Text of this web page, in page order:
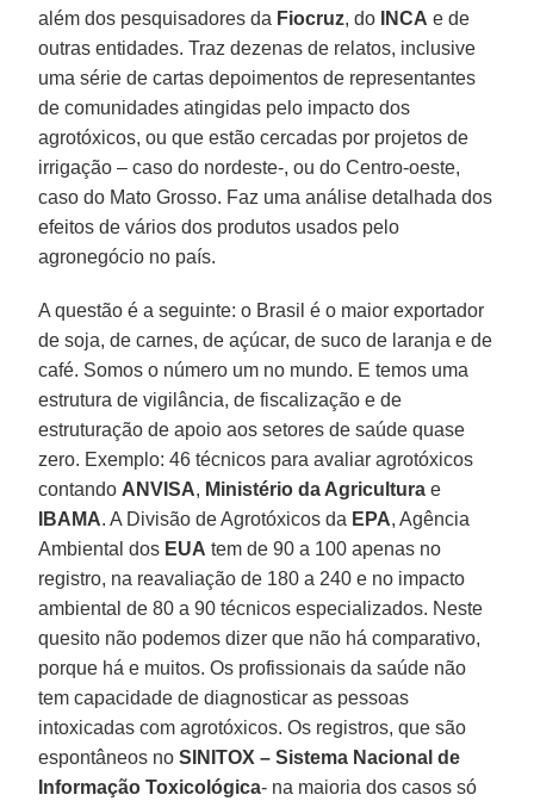
além dos pesquisadores da Fiocruz, do INCA e de
outras entidades. Traz dezenas de relatos, inclusive
uma série de cartas depoimentos de representantes
de comunidades atingidas pelo impacto dos
agrotóxicos, ou que estão cercadas por projetos de
irrigação – caso do nordeste-, ou do Centro-oeste,
caso do Mato Grosso. Faz uma análise detalhada dos
efeitos de vários dos produtos usados pelo
agronegócio no país.
A questão é a seguinte: o Brasil é o maior exportador
de soja, de carnes, de açúcar, de suco de laranja e de
café. Somos o número um no mundo. E temos uma
estrutura de vigilância, de fiscalização e de
estruturação de apoio aos setores de saúde quase
zero. Exemplo: 46 técnicos para avaliar agrotóxicos
contando ANVISA, Ministério da Agricultura e
IBAMA. A Divisão de Agrotóxicos da EPA, Agência
Ambiental dos EUA tem de 90 a 100 apenas no
registro, na reavaliação de 180 a 240 e no impacto
ambiental de 80 a 90 técnicos especializados. Neste
quesito não podemos dizer que não há comparativo,
porque há e muitos. Os profissionais da saúde não
tem capacidade de diagnosticar as pessoas
intoxicadas com agrotóxicos. Os registros, que são
espontâneos noSINITOX – Sistema Nacional de
Informação Toxicológica- na maioria dos casos só